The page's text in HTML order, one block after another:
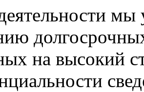
на высокий